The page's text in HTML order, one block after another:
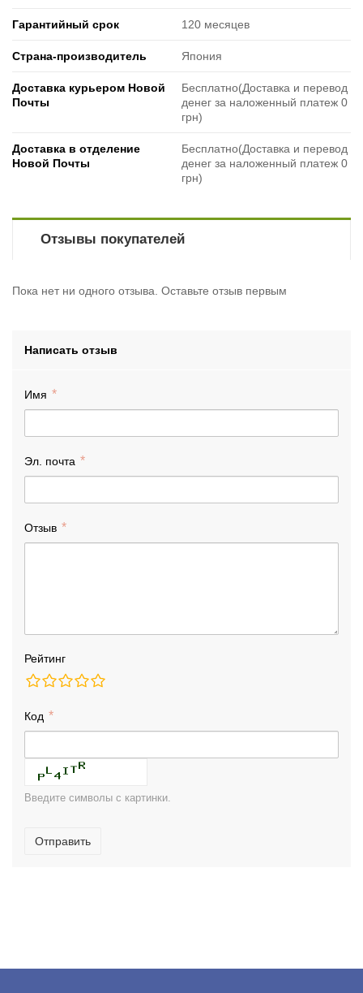
Гарантийный срок 120 месяцев
Страна-производитель Япония
Доставка курьером Новой
Почты
Бесплатно(Доставка и перевод
денег за наложенный платеж 0
грн)
Доставка в отделение
Новой Почты
Бесплатно(Доставка и перевод
денег за наложенный платеж 0
грн)
Отзывы покупателей
Пока нет ни одного отзыва. Оставьте отзыв первым
Написать отзыв
Имя
Эл. почта
Отзыв
Рейтинг
Код
Введите символы с картинки.
Отправить